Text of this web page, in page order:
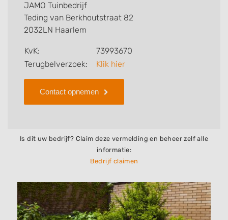
review achterlaten als u al ervaring heeft met dit
bedrijf.
Zoekt u een ander bedrijf? Bekijk dan andere
hoveniers en bedrijven inHaarlem
JAMO Tuinbedrijf
Teding van Berkhoutstraat 82
2032LN Haarlem
KvK:
73993670
Terugbelverzoek:
Klik hier
Contact opnemen
Is dit uw bedrijf? Claim deze vermelding en beheer zelf alle
informatie:
Bedrijf claimen